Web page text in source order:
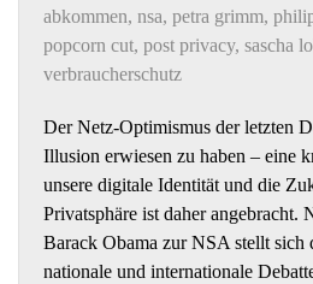
abkommen, nsa, petra grimm,
popcorn cut, post privacy, sascha
verbraucherschutz
Der Netz-Optimismus der letzten
Illusion erwiesen zu haben – eine
unsere digitale Identität und die
Privatsphäre ist daher angebracht.
Barack Obama zur NSA stellt sich
nationale und internationale